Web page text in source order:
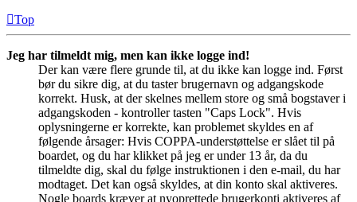
Top
Jeg har tilmeldt mig, men kan ikke logge ind!
Der kan være flere grunde til, at du ikke kan logge ind. Først
bør du sikre dig, at du taster brugernavn og adgangskode
korrekt. Husk, at der skelnes mellem store og små bogstaver i
adgangskoden - kontroller tasten "Caps Lock". Hvis
oplysningerne er korrekte, kan problemet skyldes en af
følgende årsager: Hvis COPPA-understøttelse er slået til på
boardet, og du har klikket på jeg er under 13 år, da du
tilmeldte dig, skal du følge instruktionen i den e-mail, du har
modtaget. Det kan også skyldes, at din konto skal aktiveres.
Nogle boards kræver at nyoprettede brugerkonti aktiveres af